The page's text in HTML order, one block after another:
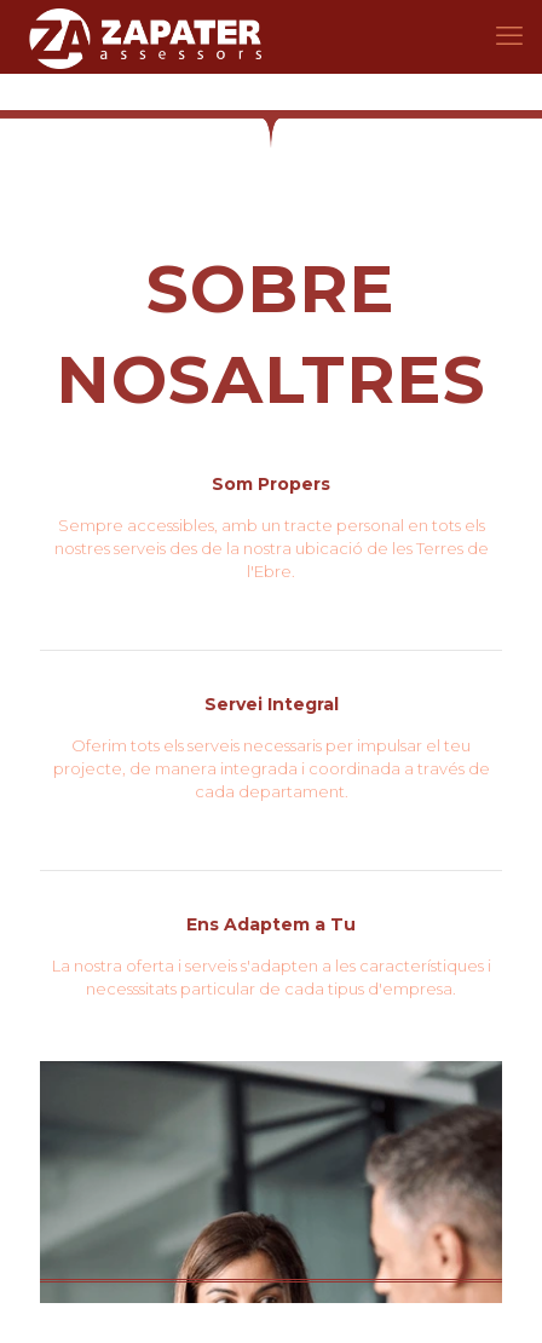
SOBRE
NOSALTRES
Som Propers
Sempre accessibles, amb un tracte personal en tots els
nostres serveis des de la nostra ubicació de les Terres de
l'Ebre.
Servei Integral
Oferim tots els serveis necessaris per impulsar el teu
projecte, de manera integrada i coordinada a través de
cada departament.
Ens Adaptem a Tu
La nostra oferta i serveis s'adapten a les característiques i
necesssitats particular de cada tipus d'empresa.